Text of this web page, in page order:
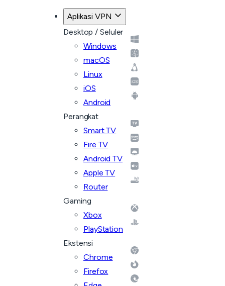
Aplikasi VPN
Desktop / Seluler
Windows
macOS
Linux
iOS
Android
Perangkat
Smart TV
Fire TV
Android TV
Apple TV
Router
Gaming
Xbox
PlayStation
Ekstensi
Chrome
Firefox